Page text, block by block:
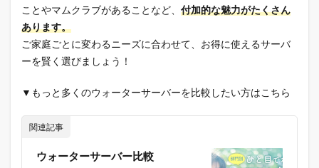
ことやマムクラブがあることなど、 付加的な魅力がたくさん
あります。
ご家庭ごとに変わるニーズに合わせて、お得に使えるサーバ
ーを賢く選びましょう！
▼もっと多くのウォーターサーバーを比較したい方はこちら
関連記事
ウォーターサーバー比較